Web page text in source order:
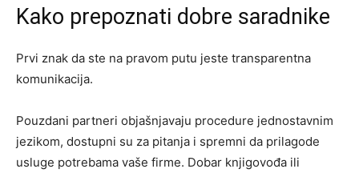
Kako prepoznati dobre saradnike
Prvi znak da ste na pravom putu jeste transparentna
komunikacija.
Pouzdani partneri objašnjavaju procedure jednostavnim
jezikom, dostupni su za pitanja i spremni da prilagode
usluge potrebama vaše firme. Dobar knjigovođa ili